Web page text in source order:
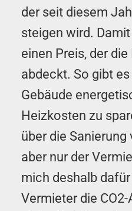
der seit diesem
steigen wird.
einen Preis, der
abdeckt. So gibt
Gebäude
Heizkosten zu
über die Sanierung
aber nur der
mich deshalb
Vermieter die